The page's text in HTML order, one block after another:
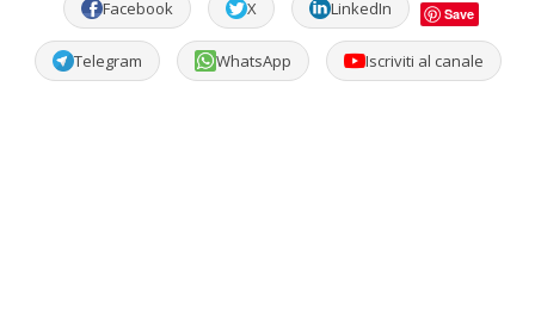
Facebook X LinkedIn Save
Telegram WhatsApp Iscriviti al canale